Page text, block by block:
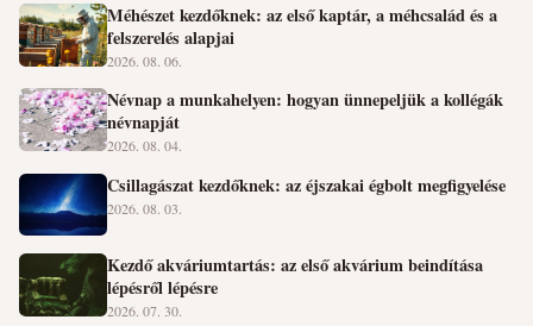
Méhészet kezdőknek: az első kaptár, a méhcsalád és a
felszerelés alapjai
2026. 08. 06.
Névnap a munkahelyen: hogyan ünnepeljük a kollégák
névnapját
2026. 08. 04.
Csillagászat kezdőknek: az éjszakai égbolt megfigyelése
2026. 08. 03.
Kezdő akváriumtartás: az első akvárium beindítása
lépésről lépésre
2026. 07. 30.